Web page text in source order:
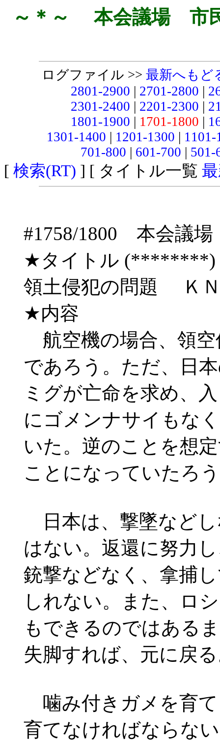
～＊～ 本会議場 市
ログファイル >> 最新へもど
2801-2900 | 2701-2800 |
2301-2400 | 2201-2300 |
1801-1900 | 1701-1800 |
1301-1400 | 1201-1300 |
701-800 | 601-700 |
[ 検索(RT) ] [ タイトル一覧
#1758/1800 本会議
★タイトル (********)
領土侵犯の問題 Ｋ
★内容
航空機の場合、領空
であろう。ただ、日
ミグが亡命を求め、
にゴメンナサイもな
いた。逆のことを想
ことになっていたろ
日本は、撃墜など
はない。返還に努力
銃撃などなく、拿捕
しれない。また、ロ
もできるのではある
失脚すれば、元に戻
噛み付きガメを育
育てなければならな